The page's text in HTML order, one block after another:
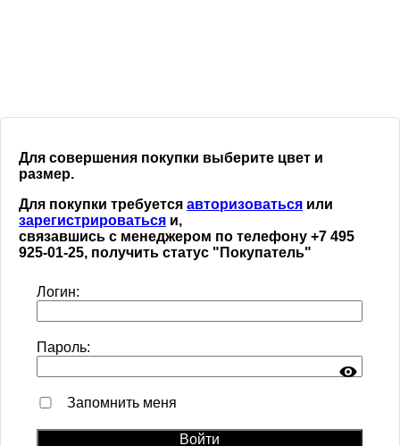
Для совершения покупки выберите цвет и
размер.
Для покупки требуется авторизоваться или
зарегистрироваться и,
связавшись с менеджером по телефону +7 495
925-01-25, получить статус "Покупатель"
Логин:
Пароль:
Запомнить меня